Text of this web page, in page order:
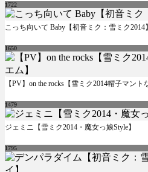
1722
こっち向いて Baby【初音ミク：雪ミク2014】
1650
【PV】on the rocks【雪ミク2014帽子マント
1479
ジェミニ【雪ミク2014・魔女っ娘Style】
1795